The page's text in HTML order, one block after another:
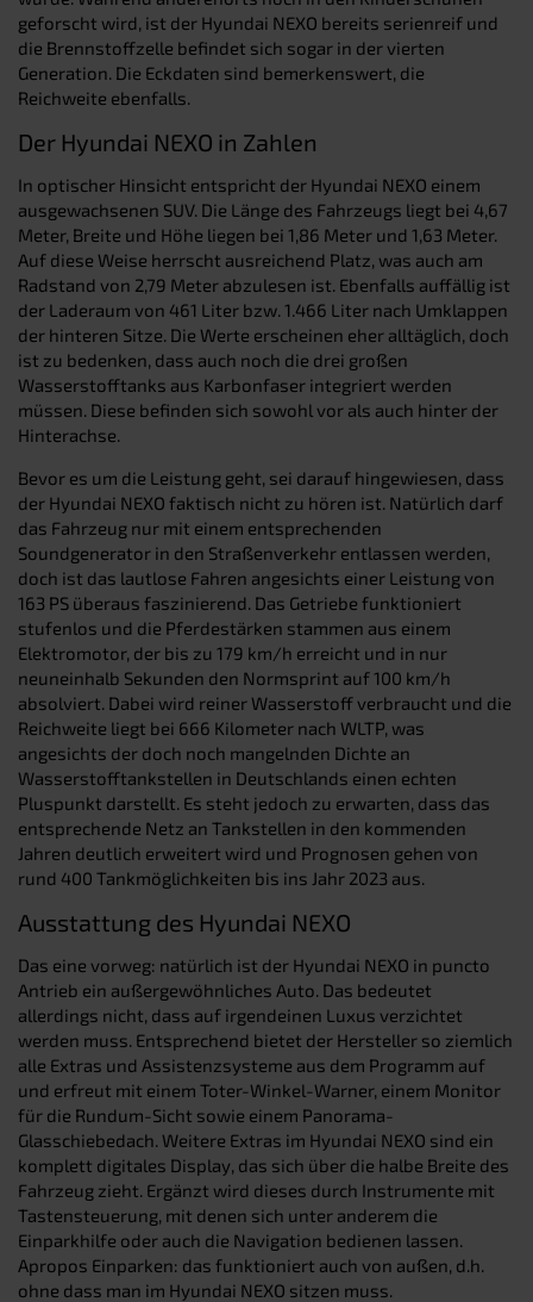
geforscht wird, ist der Hyundai NEXO bereits serienreif und
die Brennstoffzelle befindet sich sogar in der vierten
Generation. Die Eckdaten sind bemerkenswert, die
Reichweite ebenfalls.
Der Hyundai NEXO in Zahlen
In optischer Hinsicht entspricht der Hyundai NEXO einem
ausgewachsenen SUV. Die Länge des Fahrzeugs liegt bei 4,67
Meter, Breite und Höhe liegen bei 1,86 Meter und 1,63 Meter.
Auf diese Weise herrscht ausreichend Platz, was auch am
Radstand von 2,79 Meter abzulesen ist. Ebenfalls auffällig ist
der Laderaum von 461 Liter bzw. 1.466 Liter nach Umklappen
der hinteren Sitze. Die Werte erscheinen eher alltäglich, doch
ist zu bedenken, dass auch noch die drei großen
Wasserstofftanks aus Karbonfaser integriert werden
müssen. Diese befinden sich sowohl vor als auch hinter der
Hinterachse.
Bevor es um die Leistung geht, sei darauf hingewiesen, dass
der Hyundai NEXO faktisch nicht zu hören ist. Natürlich darf
das Fahrzeug nur mit einem entsprechenden
Soundgenerator in den Straßenverkehr entlassen werden,
doch ist das lautlose Fahren angesichts einer Leistung von
163 PS überaus faszinierend. Das Getriebe funktioniert
stufenlos und die Pferdestärken stammen aus einem
Elektromotor, der bis zu 179 km/h erreicht und in nur
neuneinhalb Sekunden den Normsprint auf 100 km/h
absolviert. Dabei wird reiner Wasserstoff verbraucht und die
Reichweite liegt bei 666 Kilometer nach WLTP, was
angesichts der doch noch mangelnden Dichte an
Wasserstofftankstellen in Deutschlands einen echten
Pluspunkt darstellt. Es steht jedoch zu erwarten, dass das
entsprechende Netz an Tankstellen in den kommenden
Jahren deutlich erweitert wird und Prognosen gehen von
rund 400 Tankmöglichkeiten bis ins Jahr 2023 aus.
Ausstattung des Hyundai NEXO
Das eine vorweg: natürlich ist der Hyundai NEXO in puncto
Antrieb ein außergewöhnliches Auto. Das bedeutet
allerdings nicht, dass auf irgendeinen Luxus verzichtet
werden muss. Entsprechend bietet der Hersteller so ziemlich
alle Extras und Assistenzsysteme aus dem Programm auf
und erfreut mit einem Toter-Winkel-Warner, einem Monitor
für die Rundum-Sicht sowie einem Panorama-
Glasschiebedach. Weitere Extras im Hyundai NEXO sind ein
komplett digitales Display, das sich über die halbe Breite des
Fahrzeug zieht. Ergänzt wird dieses durch Instrumente mit
Tastensteuerung, mit denen sich unter anderem die
Einparkhilfe oder auch die Navigation bedienen lassen.
Apropos Einparken: das funktioniert auch von außen, d.h.
ohne dass man im Hyundai NEXO sitzen muss.